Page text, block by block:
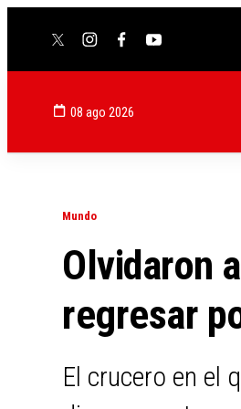
twitterinstagram
facebookyoutube
08 ago 2026
Mundo
Olvidaron
regresar
El crucero en el